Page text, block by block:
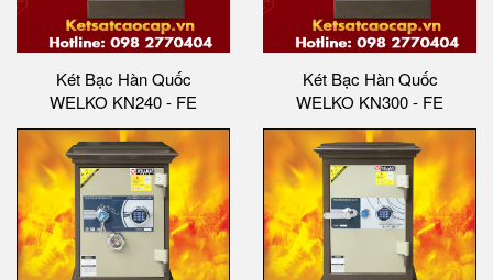
Két Bạc Hàn Quốc
WELKO KN240 - FE
Két Bạc Hàn Quốc
WELKO KN300 - FE